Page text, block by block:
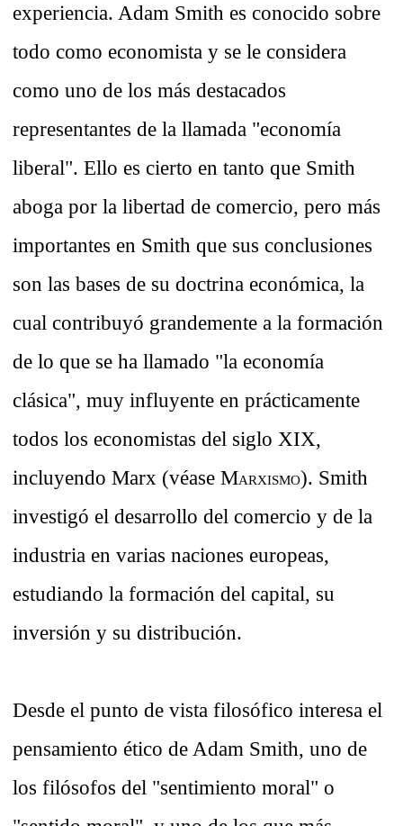
experiencia. Adam Smith es conocido sobre
todo como economista y se le considera
como uno de los más destacados
representantes de la llamada "economía
liberal". Ello es cierto en tanto que Smith
aboga por la libertad de comercio, pero más
importantes en Smith que sus conclusiones
son las bases de su doctrina económica, la
cual contribuyó grandemente a la formación
de lo que se ha llamado "la economía
clásica", muy influyente en prácticamente
todos los economistas del siglo XIX,
incluyendo Marx (véase MARXISMO). Smith
investigó el desarrollo del comercio y de la
industria en varias naciones europeas,
estudiando la formación del capital, su
inversión y su distribución.
Desde el punto de vista filosófico interesa el
pensamiento ético de Adam Smith, uno de
los filósofos del "sentimiento moral" o